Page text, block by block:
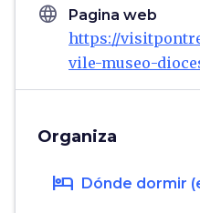
language Pagina web
https://
vile-museo-
Organiza
hotel Dónde dormir